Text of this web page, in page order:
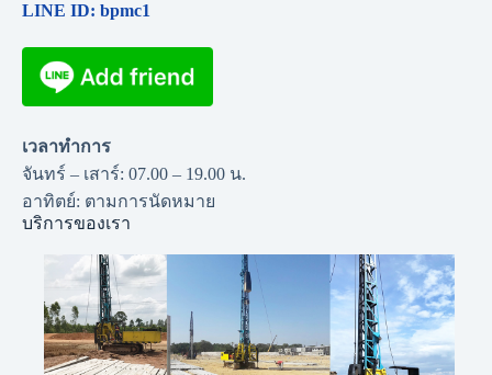
LINE ID: bpmc1
เวลาทำการ
จันทร์ – เสาร์: 07.00 – 19.00 น.
อาทิตย์: ตามการนัดหมาย
บริการของเรา